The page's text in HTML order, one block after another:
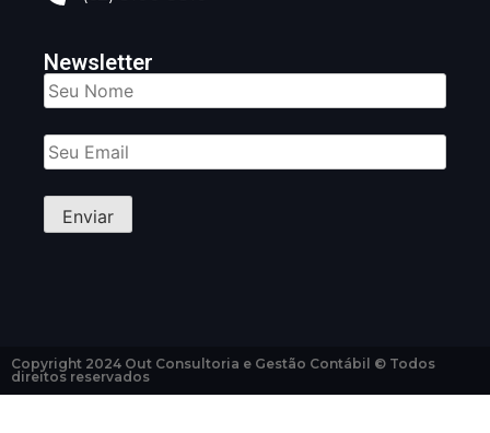
Newsletter
Copyright 2024 Out Consultoria e Gestão Contábil © Todos
direitos reservados